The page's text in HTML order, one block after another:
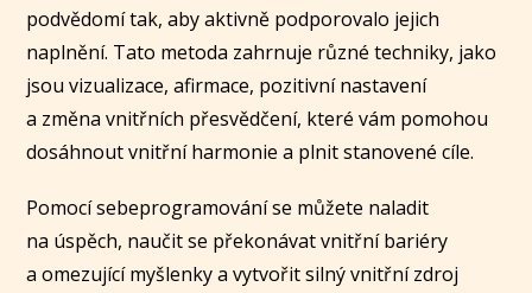
podvědomí tak, aby aktivně podporovalo jejich
naplnění. Tato metoda zahrnuje různé techniky, jako
jsou vizualizace, afirmace, pozitivní nastavení
a změna vnitřních přesvědčení, které vám pomohou
dosáhnout vnitřní harmonie a plnit stanovené cíle.
Pomocí sebeprogramování se můžete naladit
na úspěch, naučit se překonávat vnitřní bariéry
a omezující myšlenky a vytvořit silný vnitřní zdroj